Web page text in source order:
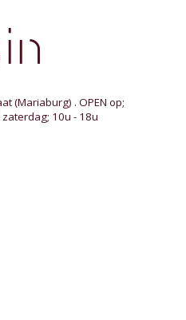
(Mariaburg) . OPEN op;
10u - 18u